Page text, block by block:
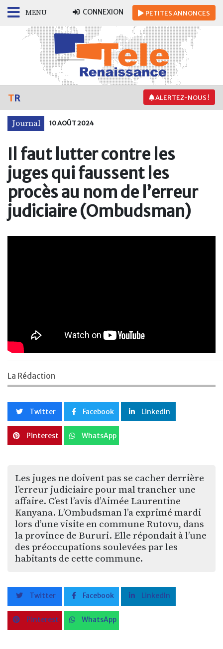
MENU CONNEXION PETITESANNONCES
ALERTEZ-NOUS !
TR
Journal 10 AOÛT 2024
Il faut lutter contre les
juges qui faussent les
procès au nom de l’erreur
judiciaire (Ombudsman)
La Rédaction
Twitter Facebook LinkedIn
Pinterest WhatsApp
Les juges ne doivent pas se cacher derrière
l’erreur judiciaire pour mal trancher une
affaire. C’est l’avis d’Aimée Laurentine
Kanyana. L’Ombudsman l’a exprimé mardi
lors d’une visite en commune Rutovu, dans
la province de Bururi. Elle répondait à l’une
des préoccupations soulevées par les
habitants de cette commune.
Twitter Facebook LinkedIn
Pinterest WhatsApp